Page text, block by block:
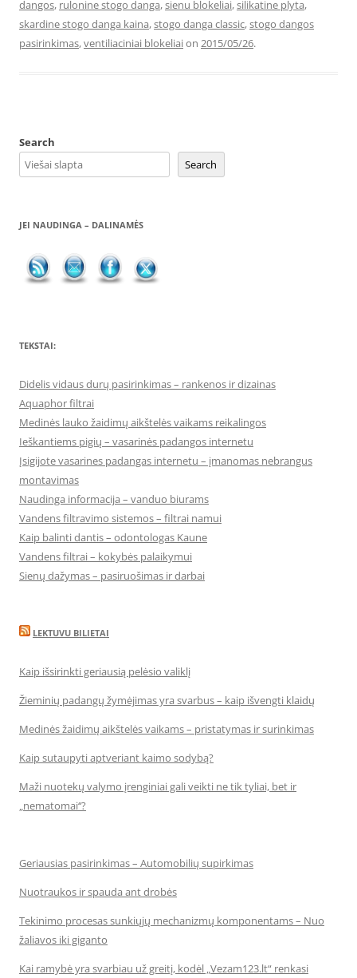
dangos, rulonine stogo danga,sienu blokeliai,silikatine plyta,
skardine stogo danga kaina,stogo danga classic,stogo dangos
pasirinkimas,ventiliaciniai blokeliaion 2015/05/26.
Search
Search
JEI NAUDINGA – DALINAMĖS
TEKSTAI:
Didelis vidaus durų pasirinkimas – rankenos ir dizainas
Aquaphor filtrai
Medinės lauko žaidimų aikštelės vaikams reikalingos
Ieškantiems pigių – vasarinės padangos internetu
Įsigijote vasarines padangas internetu – įmanomas nebrangus
montavimas
Naudinga informacija – vanduo biurams
Vandens filtravimo sistemos – filtrai namui
Kaip balinti dantis – odontologas Kaune
Vandens filtrai – kokybės palaikymui
Sienų dažymas – pasiruošimas ir darbai
LEKTUVU BILIETAI
Kaip išsirinkti geriausią pelėsio valiklį
Žieminių padangų žymėjimas yra svarbus – kaip išvengti klaidų
Medinės žaidimų aikštelės vaikams – pristatymas ir surinkimas
Kaip sutaupyti aptveriant kaimo sodybą?
Maži nuotekų valymo įrenginiai gali veikti ne tik tyliai, bet ir
„nematomai‘‘?
Geriausias pasirinkimas – Automobilių supirkimas
Nuotraukos ir spauda ant drobės
Tekinimo procesas sunkiųjų mechanizmų komponentams – Nuo
žaliavos iki giganto
Kai ramybė yra svarbiau už greitį, kodėl „Vezam123.lt“ renkasi